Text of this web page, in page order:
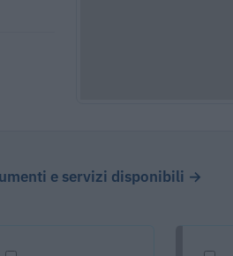
e servizi disponibili →